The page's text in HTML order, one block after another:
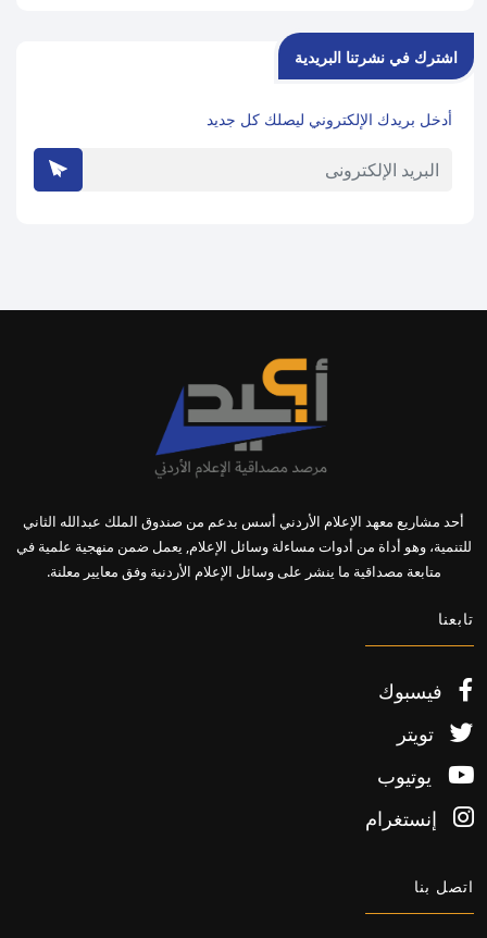
اشترك في نشرتنا البريدية
أدخل بريدك الإلكتروني ليصلك كل جديد
أحد مشاريع معهد الإعلام الأردني أسس بدعم من صندوق الملك عبدالله الثاني
للتنمية، وهو أداة من أدوات مساءلة وسائل الإعلام, يعمل ضمن منهجية علمية في
متابعة مصداقية ما ينشر على وسائل الإعلام الأردنية وفق معايير معلنة.
تابعنا
فيسبوك
تويتر
يوتيوب
إنستغرام
اتصل بنا